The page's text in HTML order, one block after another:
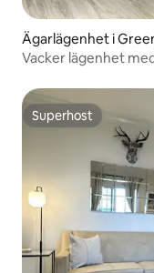
Ägarlägenhet i
Vacker lägenhet
Superhost
Superhost